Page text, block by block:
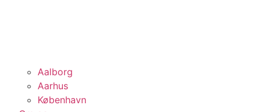
Aalborg
Aarhus
København